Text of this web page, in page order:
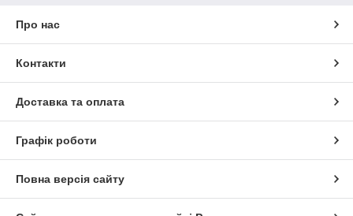
Про нас
Контакти
Доставка та оплата
Графік роботи
Повна версія сайту